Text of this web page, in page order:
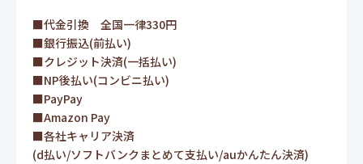
■代金引換 全国一律330円
■銀行振込(前払い)
■クレジット決済(一括払い)
■NP後払い(コンビニ払い)
■PayPay
■Amazon Pay
■各社キャリア決済
(d払い/ソフトバンクまとめて支払い/auかんたん決済)